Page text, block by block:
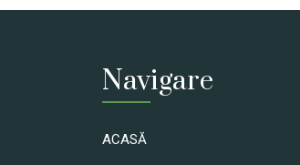
Navigare
ACASĂ